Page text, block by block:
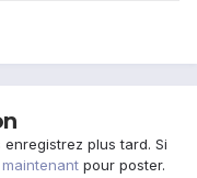
plus tard. Si
pour poster.